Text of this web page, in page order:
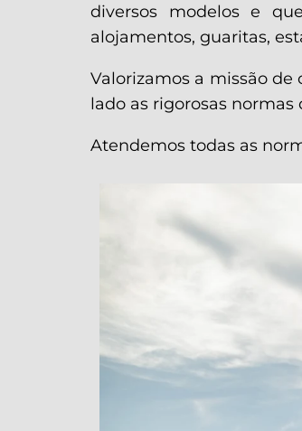
diversos modelos e
alojamentos, guaritas,
Valorizamos a missão de
lado as rigorosas normas
Atendemos todas as